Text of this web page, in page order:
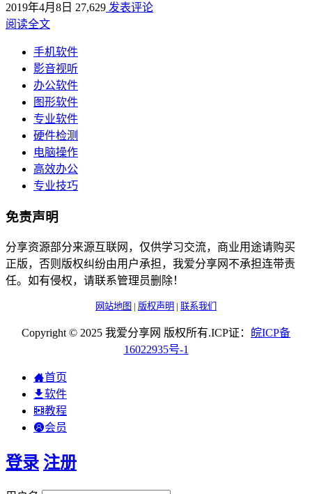
2019年4月8日 27,629 发表评论
阅读全文
手机软件
影音视听
办公软件
图形软件
专业软件
硬件检测
电脑操作
高效办公
专业技巧
免责声明
分享资源部分来源互联网，仅供学习交流，商业用途请购买
正版，否则版权纠纷由用户承担，我爱分享网不承担连带责
任。如有侵权，请联系管理员删除！
网站地图 | 版权声明 | 联系我们
Copyright © 2025 我爱分享网 版权所有.ICP证： 皖ICP备
16022935号-1
首页
软件
教程
会员
登录 注册